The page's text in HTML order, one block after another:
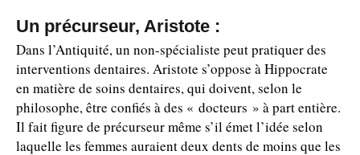
Un précurseur, Aristote :
Dans l’Antiquité, un non-spécialiste peut pratiquer des
interventions dentaires. Aristote s’oppose à Hippocrate
en matière de soins dentaires, qui doivent, selon le
philosophe, être confiés à des « docteurs » à part entière.
Il fait figure de précurseur même s’il émet l’idée selon
laquelle les femmes auraient deux dents de moins que les